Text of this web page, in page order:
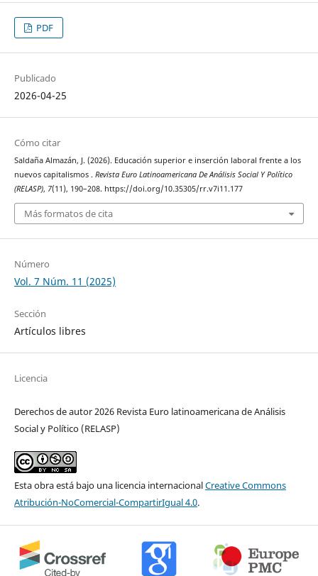
PDF
Publicado
2026-04-25
Cómo citar
Saldaña Almazán, J. (2026). Educación superior e inserción laboral frente a los
nuevos capitalismos . Revista Euro Latinoamericana De Análisis Social Y Político
(RELASP), 7(11), 190–208. https://doi.org/10.35305/rr.v7i11.177
Más formatos de cita
Número
Vol. 7 Núm. 11 (2025)
Sección
Artículos libres
Licencia
Derechos de autor 2026 Revista Euro latinoamericana de Análisis
Social y Político (RELASP)
Esta obra está bajo una licencia internacionalCreative Commons
Atribución-NoComercial-CompartirIgual 4.0.